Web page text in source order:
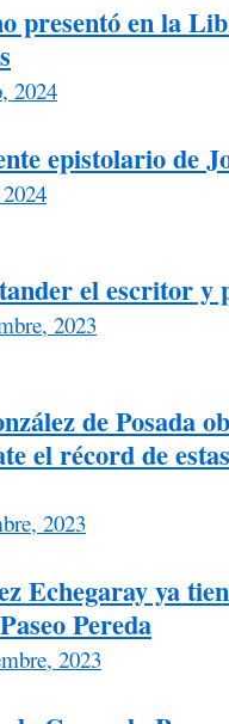
presentó en la
2024
epistolario de
el escritor y
2023
de Posada
el récord de
2023
Echegaray ya
Pereda
2023